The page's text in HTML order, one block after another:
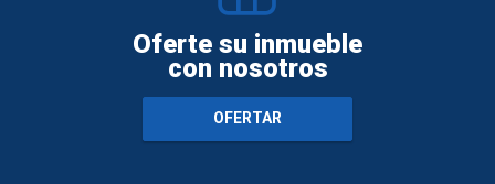
Oferte su inmueble
con nosotros
OFERTAR